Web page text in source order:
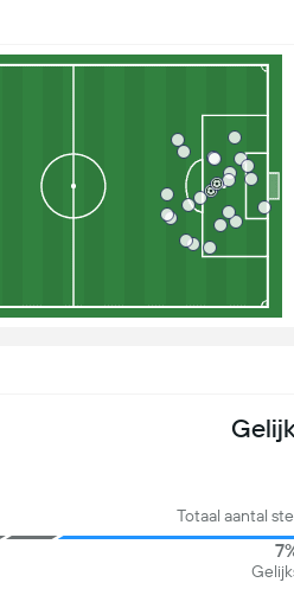
Totaal aantal